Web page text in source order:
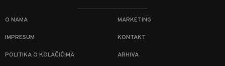
O NAMA MARKETING
IMPRESUM KONTAKT
POLITIKA O KOLAČIĆIMA ARHIVA